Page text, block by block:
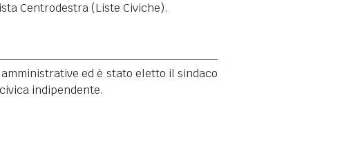
Centrodestra (Liste Civiche).
ed è stato eletto il sindaco
indipendente.